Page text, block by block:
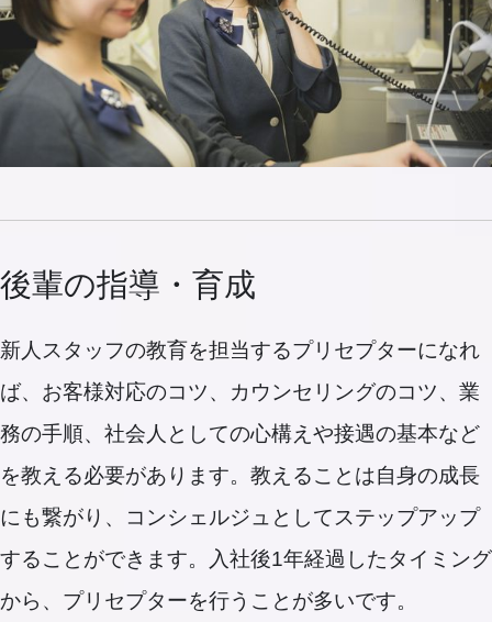
後輩の指導・育成
新人スタッフの教育を担当するプリセプターになれ
ば、お客様対応のコツ、カウンセリングのコツ、業
務の手順、社会人としての心構えや接遇の基本など
を教える必要があります。教えることは自身の成長
にも繋がり、コンシェルジュとしてステップアップ
することができます。入社後1年経過したタイミング
から、プリセプターを行うことが多いです。